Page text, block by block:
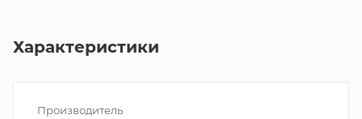
Характеристики
Производитель